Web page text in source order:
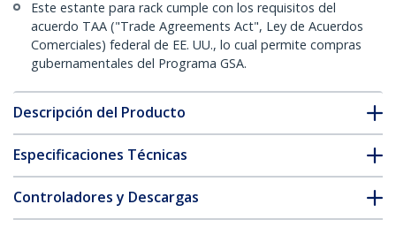
Este estante para rack cumple con los requisitos del
acuerdo TAA ("Trade Agreements Act", Ley de Acuerdos
Comerciales) federal de EE. UU., lo cual permite compras
gubernamentales del Programa GSA.
Descripción del Producto
Especificaciones Técnicas
Controladores y Descargas